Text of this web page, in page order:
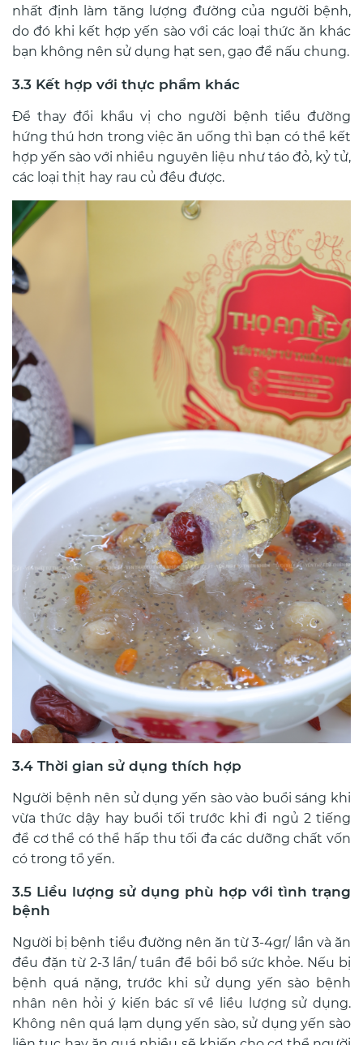
nhất định làm tăng lượng đường của người bệnh,
do đó khi kết hợp yến sào với các loại thức ăn khác
bạn không nên sử dụng hạt sen, gạo để nấu chung.
3.3 Kết hợp với thực phẩm khác
Để thay đổi khẩu vị cho người bệnh tiểu đường
hứng thú hơn trong việc ăn uống thì bạn có thể kết
hợp yến sào với nhiều nguyên liệu như táo đỏ, kỷ tử,
các loại thịt hay rau củ đều được.
3.4 Thời gian sử dụng thích hợp
Người bệnh nên sử dụng yến sào vào buổi sáng khi
vừa thức dậy hay buổi tối trước khi đi ngủ 2 tiếng
để cơ thể có thể hấp thu tối đa các dưỡng chất vốn
có trong tổ yến.
3.5 Liều lượng sử dụng phù hợp với tình trạng
bệnh
Người bị bệnh tiểu đường nên ăn từ 3-4gr/ lần và ăn
đều đặn từ 2-3 lần/ tuần để bồi bổ sức khỏe. Nếu bị
bệnh quá nặng, trước khi sử dụng yến sào bệnh
nhân nên hỏi ý kiến bác sĩ về liều lượng sử dụng.
Không nên quá lạm dụng yến sào, sử dụng yến sào